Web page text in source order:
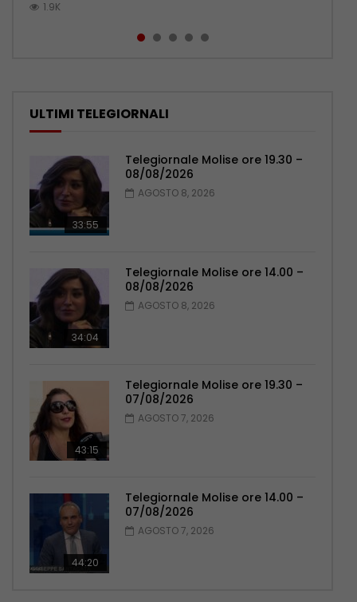
1.9K
1.2K
1.1K
1.1K
1K
ULTIMI TELEGIORNALI
33:55
Telegiornale Molise ore 19.30 –
08/08/2026
AGOSTO 8, 2026
34:04
Telegiornale Molise ore 14.00 –
08/08/2026
AGOSTO 8, 2026
43:15
Telegiornale Molise ore 19.30 –
07/08/2026
AGOSTO 7, 2026
44:20
Telegiornale Molise ore 14.00 –
07/08/2026
AGOSTO 7, 2026